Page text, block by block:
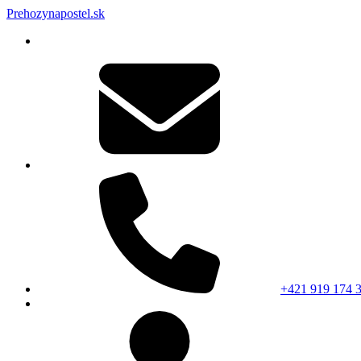
Prehozynapostel.sk
+421 919 174